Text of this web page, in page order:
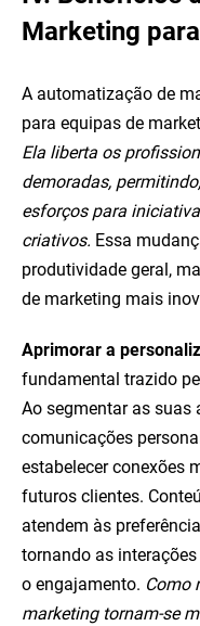
Marketing
A automatização de
para equipas de
Ela liberta os
demoradas,
esforços para
criativos. Essa
produtividade geral,
de marketing mais
Aprimorar a
fundamental trazido
Ao segmentar as
comunicações
estabelecer conexões
futuros clientes.
atendem às
tornando as
o engajamento. Como
marketing tornam-se